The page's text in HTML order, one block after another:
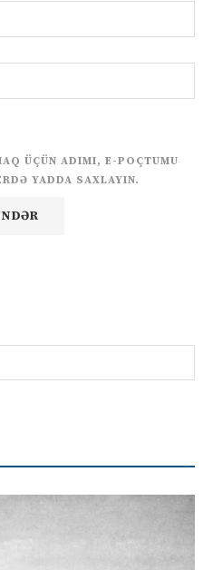
ÜÇÜN ADIMI, E-POÇTUMU
YADDA SAXLAYIN.